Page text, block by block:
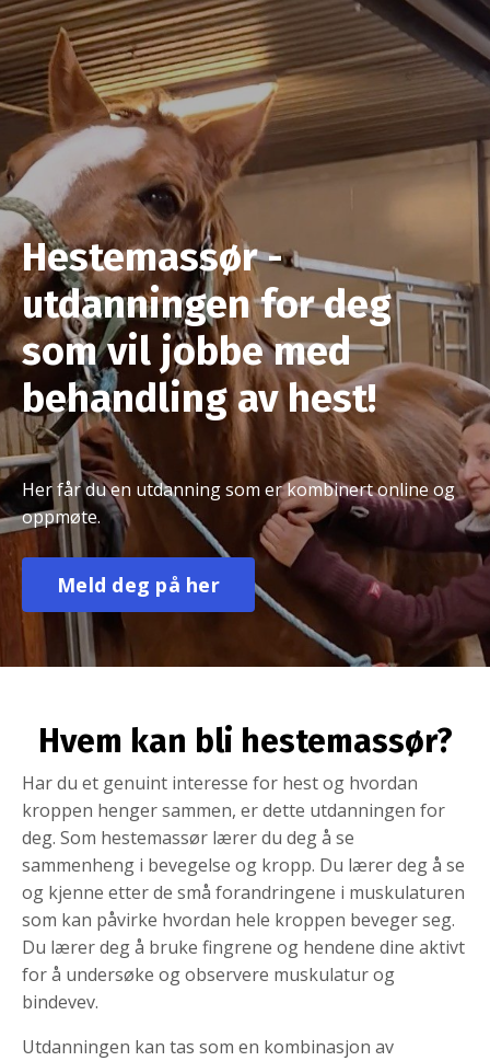
Hestemassør -
utdanningen for deg
som vil jobbe med
behandling av hest!
Her får du en utdanning som er kombinert online og
oppmøte.
Meld deg på her
Hvem kan bli hestemassør?
Har du et genuint interesse for hest og hvordan
kroppen henger sammen, er dette utdanningen for
deg. Som hestemassør lærer du deg å se
sammenheng i bevegelse og kropp. Du lærer deg å se
og kjenne etter de små forandringene i muskulaturen
som kan påvirke hvordan hele kroppen beveger seg.
Du lærer deg å bruke fingrene og hendene dine aktivt
for å undersøke og observere muskulatur og
bindevev.
Utdanningen kan tas som en kombinasjon av